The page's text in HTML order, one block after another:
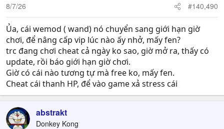
8/7/26 #140,490
Ủa, cái wemod ( wand) nó chuyển sang giới hạn giờ
chơi, để nâng cấp vip lúc nào ấy nhở, mấy fen?
trc đang chơi cheat cả ngày ko sao, giờ mở ra, thấy có
update, rồi báo giới hạn giờ chơi.
Giờ có cái nào tương tự mà free ko, mấy fen.
Cheat cái thanh HP, để vào game xả stress cái
abstrakt
Donkey Kong